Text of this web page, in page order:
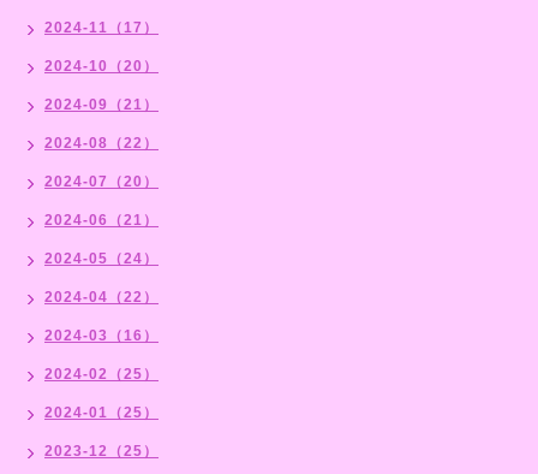
2024-11（17）
2024-10（20）
2024-09（21）
2024-08（22）
2024-07（20）
2024-06（21）
2024-05（24）
2024-04（22）
2024-03（16）
2024-02（25）
2024-01（25）
2023-12（25）